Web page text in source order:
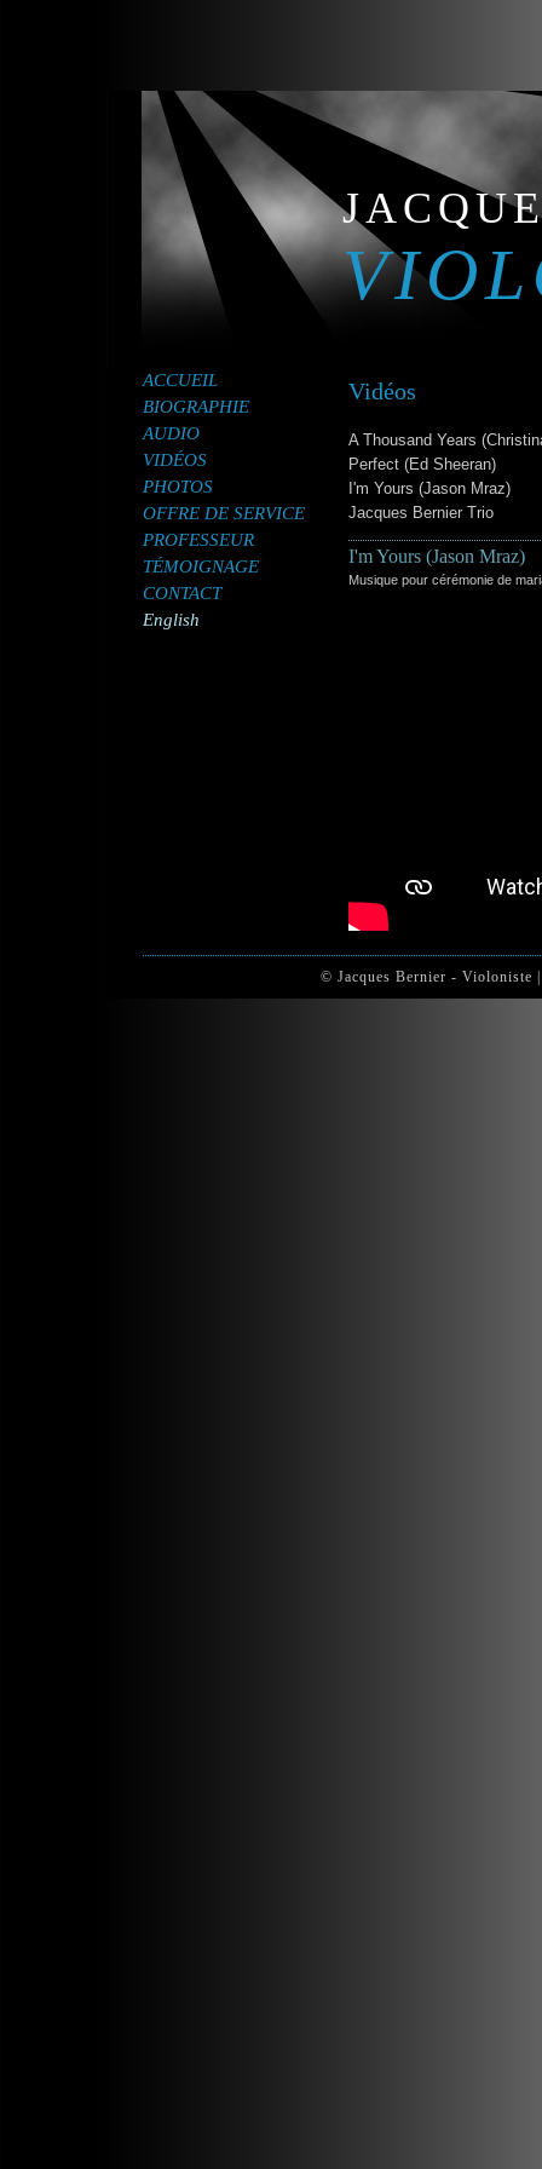
ACCUEIL
BIOGRAPHIE
AUDIO
VIDÉOS
PHOTOS
OFFRE DE SERVICE
PROFESSEUR
TÉMOIGNAGE
CONTACT
English
Vidéos
A Thousand Years
Perfect (Ed Sheeran)
I'm Yours (Jason Mraz)
Jacques Bernier Trio
I'm Yours (Jason Mraz)
Musique pour cérémonie de
© Jacques Bernier - Violoniste